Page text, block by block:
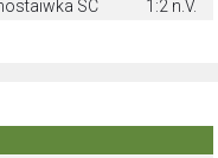
SC 1:2 n.V.